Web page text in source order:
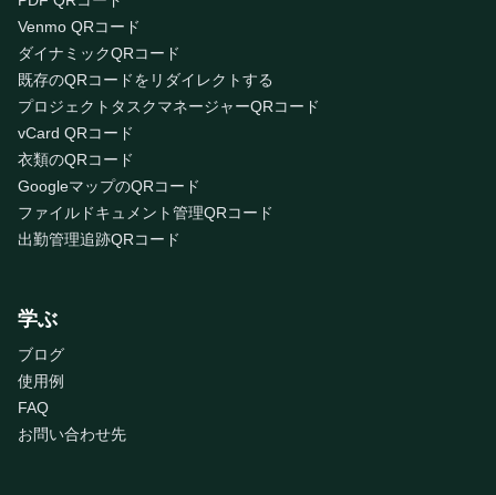
Venmo QRコード
ダイナミックQRコード
既存のQRコードをリダイレクトする
プロジェクトタスクマネージャーQRコード
vCard QRコード
衣類のQRコード
GoogleマップのQRコード
ファイルドキュメント管理QRコード
出勤管理追跡QRコード
学ぶ
ブログ
使用例
FAQ
お問い合わせ先